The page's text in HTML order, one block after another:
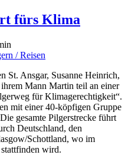
fürs Klima
/ Reisen
St. Ansgar, Susanne Heinrich,
Mann Martin teil an einer
für Klimagerechtigkeit“.
mit einer 40-köpfigen Gruppe
gesamte Pilgerstrecke führt
Deutschland, den
Schottland, wo im
wird.